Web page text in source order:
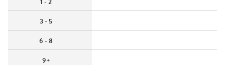
3 - 5
6 - 8
9+